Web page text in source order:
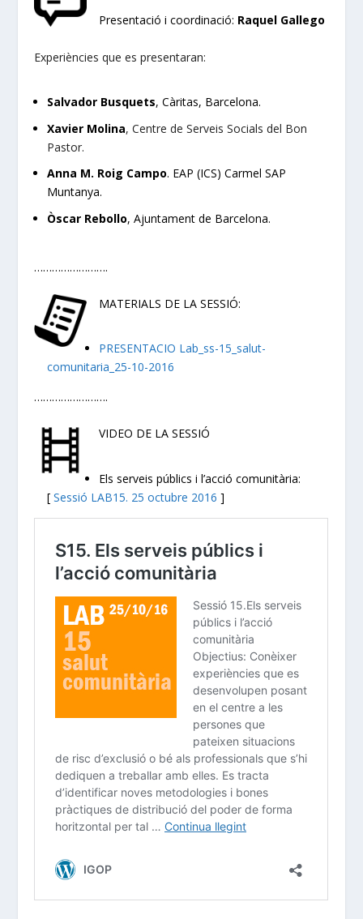
Presentació i coordinació: Raquel Gallego
Experiències que es presentaran:
Salvador Busquets, Càritas, Barcelona.
Xavier Molina,Centre de Serveis Socials del Bon
Pastor.
Anna M. Roig Campo. EAP (ICS) Carmel SAP
Muntanya.
Òscar Rebollo, Ajuntament de Barcelona.
…………………….
MATERIALS DE LA SESSIÓ:
PRESENTACIO Lab_ss-15_salut-
comunitaria_25-10-2016
…………………….
VIDEO DE LA SESSIÓ
Els serveis públics i l’acció comunitària:
[Sessió LAB15. 25 octubre 2016 ]